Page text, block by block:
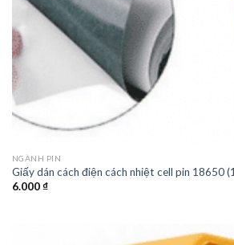
NGÀNH PIN
Giấy dán cách điện cách nhiệt cell pin 18650
6.000₫